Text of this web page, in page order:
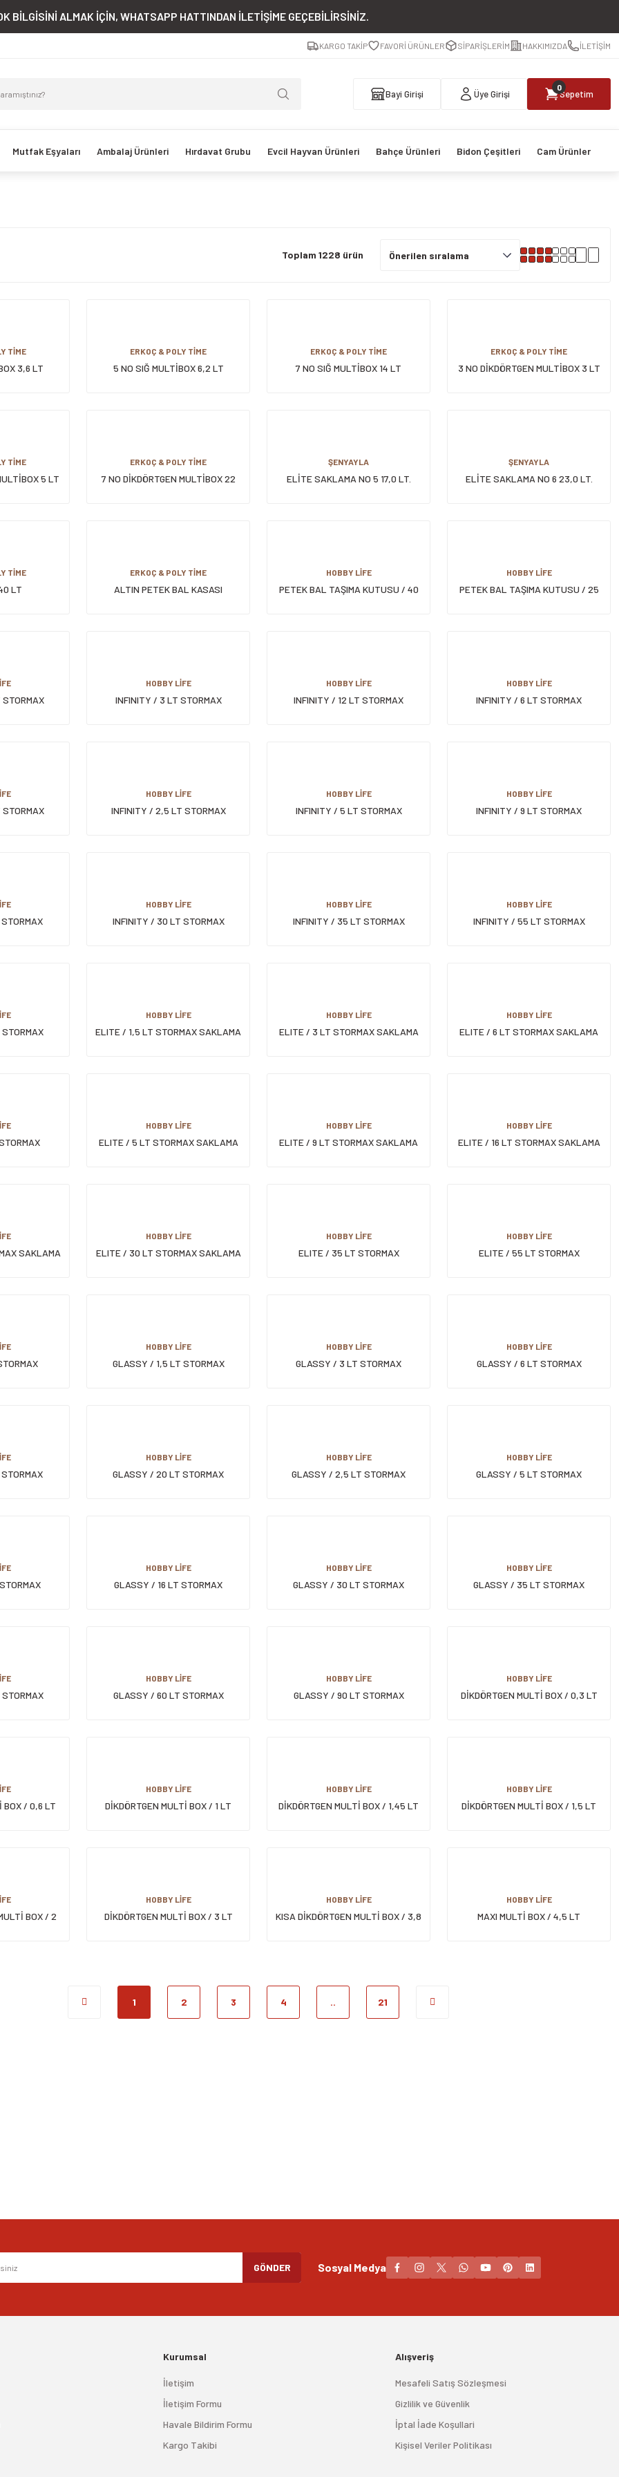
BİLGİSİNİ ALMAK İÇİN, WHATSAPP HATTINDAN İLETİŞİME GEÇEBİLİRSİNİZ.
KARGO TAKİP FAVORİ ÜRÜNLER SİPARİŞLERİM HAKKIMIZDA İLETİŞİM
Bayi Girişi Üye Girişi
0
Sepetim
Mutfak Eşyaları Ambalaj Ürünleri Hırdavat Grubu Evcil Hayvan Ürünleri Bahçe Ürünleri Bidon Çeşitleri Cam Ürünler
Toplam 1228 ürün
TİME
3,6 LT
ERKOÇ & POLY TİME
5 NO SIĞ MULTİBOX 6,2 LT
ERKOÇ & POLY TİME
7 NO SIĞ MULTİBOX 14 LT
ERKOÇ & POLY TİME
3 NO DİKDÖRTGEN MULTİBOX 3 LT
TİME
5 LT
ERKOÇ & POLY TİME
7 NO DİKDÖRTGEN MULTİBOX 22
ŞENYAYLA
ELİTE SAKLAMA NO 5 17,0 LT.
ŞENYAYLA
ELİTE SAKLAMA NO 6 23,0 LT.
TİME
LT
ERKOÇ & POLY TİME
ALTIN PETEK BAL KASASI
HOBBY LİFE
PETEK BAL TAŞIMA KUTUSU / 40
HOBBY LİFE
PETEK BAL TAŞIMA KUTUSU / 25
HOBBY LİFE
INFINITY / 3 LT STORMAX
HOBBY LİFE
INFINITY / 12 LT STORMAX
HOBBY LİFE
INFINITY / 6 LT STORMAX
HOBBY LİFE
INFINITY / 2,5 LT STORMAX
HOBBY LİFE
INFINITY / 5 LT STORMAX
HOBBY LİFE
INFINITY / 9 LT STORMAX
HOBBY LİFE
INFINITY / 30 LT STORMAX
HOBBY LİFE
INFINITY / 35 LT STORMAX
HOBBY LİFE
INFINITY / 55 LT STORMAX
HOBBY LİFE
ELITE / 1,5 LT STORMAX SAKLAMA
HOBBY LİFE
ELITE / 3 LT STORMAX SAKLAMA
HOBBY LİFE
ELITE / 6 LT STORMAX SAKLAMA
HOBBY LİFE
ELITE / 5 LT STORMAX SAKLAMA
HOBBY LİFE
ELITE / 9 LT STORMAX SAKLAMA
HOBBY LİFE
ELITE / 16 LT STORMAX SAKLAMA
SAKLAMA
HOBBY LİFE
ELITE / 30 LT STORMAX SAKLAMA
HOBBY LİFE
ELITE / 35 LT STORMAX
HOBBY LİFE
ELITE / 55 LT STORMAX
HOBBY LİFE
GLASSY / 1,5 LT STORMAX
HOBBY LİFE
GLASSY / 3 LT STORMAX
HOBBY LİFE
GLASSY / 6 LT STORMAX
HOBBY LİFE
GLASSY / 20 LT STORMAX
HOBBY LİFE
GLASSY / 2,5 LT STORMAX
HOBBY LİFE
GLASSY / 5 LT STORMAX
HOBBY LİFE
GLASSY / 16 LT STORMAX
HOBBY LİFE
GLASSY / 30 LT STORMAX
HOBBY LİFE
GLASSY / 35 LT STORMAX
HOBBY LİFE
GLASSY / 60 LT STORMAX
HOBBY LİFE
GLASSY / 90 LT STORMAX
HOBBY LİFE
DİKDÖRTGEN MULTİ BOX / 0,3 LT
BOX / 0,6 LT
HOBBY LİFE
DİKDÖRTGEN MULTİ BOX / 1 LT
HOBBY LİFE
DİKDÖRTGEN MULTİ BOX / 1,45 LT
HOBBY LİFE
DİKDÖRTGEN MULTİ BOX / 1,5 LT
BOX / 2
HOBBY LİFE
DİKDÖRTGEN MULTİ BOX / 3 LT
HOBBY LİFE
KISA DİKDÖRTGEN MULTİ BOX / 3,8
HOBBY LİFE
MAXI MULTİ BOX / 4,5 LT
1 2 3 4 .. 21
GÖNDER Sosyal Medya
Kurumsal
İletişim
İletişim Formu
Havale Bildirim Formu
Kargo Takibi
Alışveriş
Mesafeli Satış Sözleşmesi
Gizlilik ve Güvenlik
İptal İade Koşullari
Kişisel Veriler Politikası